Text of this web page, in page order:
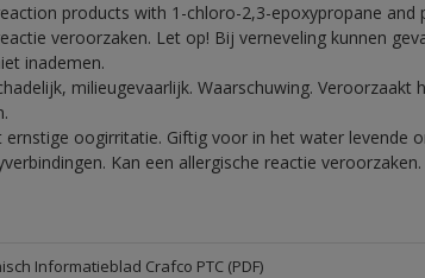
products with 1-chloro-2,3-epoxypropane
veroorzaken. Let op! Bij verneveling kunnen
inademen.
milieugevaarlijk. Waarschuwing. Veroorzaakt
ernstige oogirritatie. Giftig voor in het water levende
Kan een allergische reactie veroorzaken.
Informatieblad Crafco PTC (PDF)